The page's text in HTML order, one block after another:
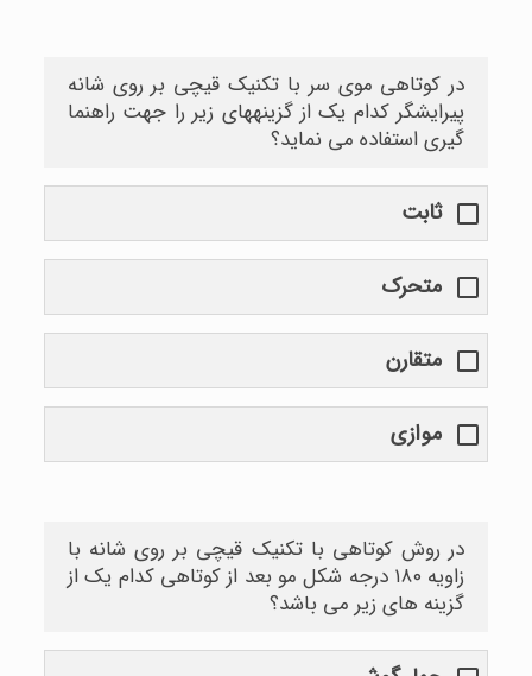
در کوتاهی موی سر با تکنیک قیچی بر روی شانه
پیرایشگر کدام یک از گزینههای زیر را جهت راهنما
گیری استفاده می نماید؟
ثابت
متحرک
متقارن
موازی
در روش کوتاهی با تکنیک قیچی بر روی شانه با
زاویه ۱۸۰ درجه شکل مو بعد از کوتاهی کدام یک از
گزینه های زیر می باشد؟